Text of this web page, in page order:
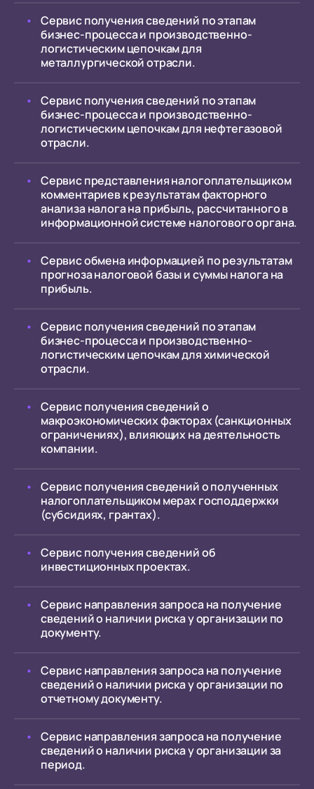
Сервис получения сведений по этапам
бизнес-процесса и производственно-
логистическим цепочкам для
металлургической отрасли.
Сервис получения сведений по этапам
бизнес-процесса и производственно-
логистическим цепочкам для нефтегазовой
отрасли.
Сервис представления налогоплательщиком
комментариев к результатам факторного
анализа налога на прибыль, рассчитанного в
информационной системе налогового органа.
Сервис обмена информацией по результатам
прогноза налоговой базы и суммы налога на
прибыль.
Сервис получения сведений по этапам
бизнес-процесса и производственно-
логистическим цепочкам для химической
отрасли.
Сервис получения сведений о
макроэкономических факторах (санкционных
ограничениях), влияющих на деятельность
компании.
Сервис получения сведений о полученных
налогоплательщиком мерах господдержки
(субсидиях, грантах).
Сервис получения сведений об
инвестиционных проектах.
Сервис направления запроса на получение
сведений о наличии риска у организации по
документу.
Сервис направления запроса на получение
сведений о наличии риска у организации по
отчетному документу.
Сервис направления запроса на получение
сведений о наличии риска у организации за
период.